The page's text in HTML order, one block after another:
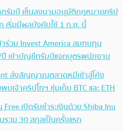
รัมป์ เซ็นลงนามอนุมัติกฎหมายคริป
เริ่มมีผลบังคับใช้ 1 ก.ย. นี้
ร่วม Invest America สมทบทุน
เข้าบัญชีทรัมป์แจกบุตรพนักงาน
ส่งสัญญาณตลาดหมีเข้าสู่โค้ง
เจ้าคริปโทฯ ซุ่มเก็บ BTC และ ETH
เปิดรับชำระเงินด้วย Shiba Inu
รวม 30 สกุลเป็นครั้งแรก